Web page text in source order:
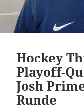
Hockey
Playoff-
Josh
Runde